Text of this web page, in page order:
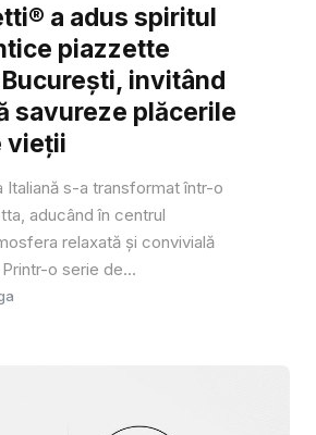
a adus spiritul
piazzette
invitând
savureze plăcerile
vieții
Italiană s-a transformat într-o
aducând în centrul
relaxată și convivială
o serie de...